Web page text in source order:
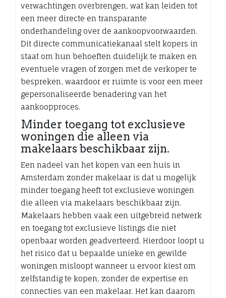
verwachtingen overbrengen, wat kan leiden tot
een meer directe en transparante
onderhandeling over de aankoopvoorwaarden.
Dit directe communicatiekanaal stelt kopers in
staat om hun behoeften duidelijk te maken en
eventuele vragen of zorgen met de verkoper te
bespreken, waardoor er ruimte is voor een meer
gepersonaliseerde benadering van het
aankoopproces.
Minder toegang tot exclusieve
woningen die alleen via
makelaars beschikbaar zijn.
Een nadeel van het kopen van een huis in
Amsterdam zonder makelaar is dat u mogelijk
minder toegang heeft tot exclusieve woningen
die alleen via makelaars beschikbaar zijn.
Makelaars hebben vaak een uitgebreid netwerk
en toegang tot exclusieve listings die niet
openbaar worden geadverteerd. Hierdoor loopt u
het risico dat u bepaalde unieke en gewilde
woningen misloopt wanneer u ervoor kiest om
zelfstandig te kopen, zonder de expertise en
connecties van een makelaar. Het kan daarom